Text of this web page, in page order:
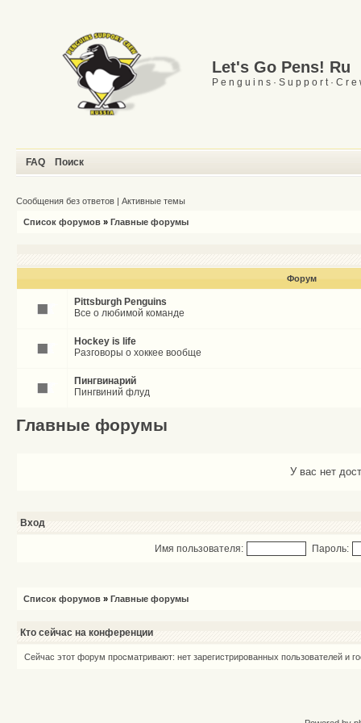
Let's Go Pens! Ru
P e n g u i n s · S u p p o r t · C r e
FAQ Поиск
Сообщения без ответов | Активные темы
Список форумов » Главные форумы
Форум
Pittsburgh Penguins
Все о любимой команде
Hockey is life
Разговоры о хоккее вообще
Пингвинарий
Пингвиний флуд
Главные форумы
У вас нет
Вход
Имя пользователя: Пароль:
Список форумов » Главные форумы
Кто сейчас на конференции
Сейчас этот форум просматривают: нет зарегистрированных пользователей и